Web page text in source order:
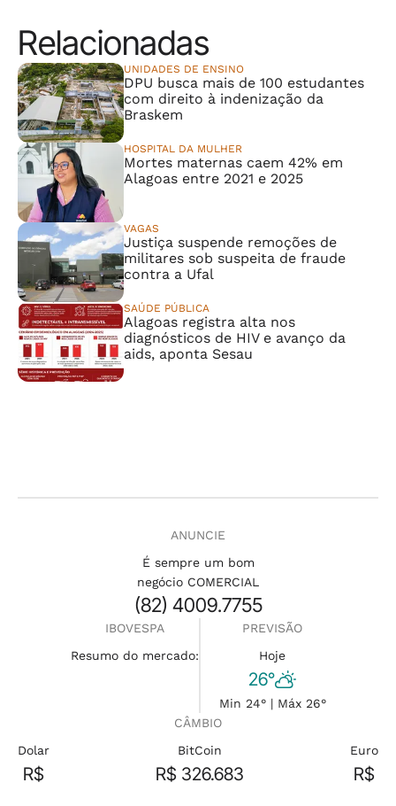
Relacionadas
UNIDADES DE ENSINO
DPU busca mais de 100 estudantes
com direito à indenização da
Braskem
HOSPITAL DA MULHER
Mortes maternas caem 42% em
Alagoas entre 2021 e 2025
VAGAS
Justiça suspende remoções de
militares sob suspeita de fraude
contra a Ufal
SAÚDE PÚBLICA
Alagoas registra alta nos
diagnósticos de HIV e avanço da
aids, aponta Sesau
ANUNCIE
É sempre um bom
negócio COMERCIAL
(82) 4009.7755
IBOVESPA
Resumo do mercado:
PREVISÃO
Hoje
26°
Min 24° | Máx 26°
CÂMBIO
Dolar
R$
BitCoin
R$ 326.683
Euro
R$